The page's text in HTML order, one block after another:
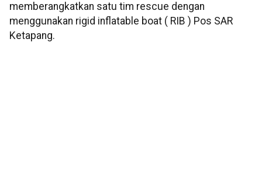
memberangkatkan satu tim rescue dengan
menggunakan rigid inflatable boat ( RIB ) Pos SAR
Ketapang.